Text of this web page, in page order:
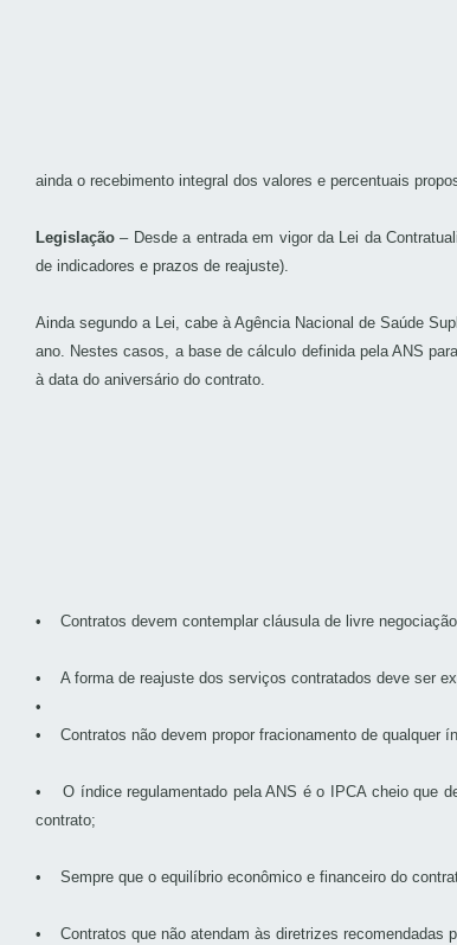
ainda o recebimento integral dos valores e percentuais
Legislação – Desde a entrada em vigor da Lei da
de indicadores e prazos de reajuste).
Ainda segundo a Lei, cabe à Agência Nacional de Saúde
ano. Nestes casos, a base de cálculo definida pela ANS
à data do aniversário do contrato.
• Contratos devem contemplar cláusula de livre
• A forma de reajuste dos serviços contratados deve ser
•
• Contratos não devem propor fracionamento de qualquer
• O índice regulamentado pela ANS é o IPCA cheio que
contrato;
• Sempre que o equilíbrio econômico e financeiro do
• Contratos que não atendam às diretrizes recomendadas